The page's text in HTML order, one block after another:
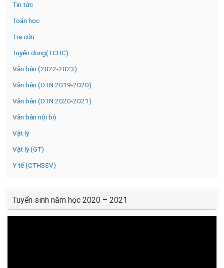
Tin tức
Toán học
Tra cứu
Tuyển dụng(TCHC)
Văn bản (2022-2023)
Văn bản (DTN 2019-2020)
Văn bản (DTN 2020-2021)
Văn bản nội bộ
Vật lý
Vật lý (GT)
Y tế (CTHSSV)
Tuyển sinh năm học 2020 – 2021